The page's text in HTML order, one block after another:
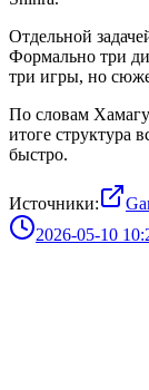
Отдельной
Формально три
три игры, но
По словам
итоге структура
быстро.
Источники:
2026-05-10